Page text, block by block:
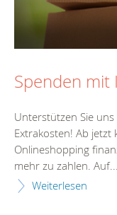
Spenden mit
Unterstützen Sie
Extrakosten! Ab jetzt
Onlineshopping
mehr zu zahlen. Auf...
Weiterlesen